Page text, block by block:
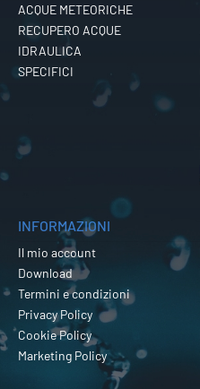
ACQUE METEORICHE
RECUPERO ACQUE
IDRAULICA
SPECIFICI
INFORMAZIONI
Il mio account
Download
Termini e condizioni
Privacy Policy
Cookie Policy
Marketing Policy